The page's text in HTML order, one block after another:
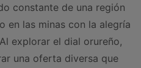
constante de una región
en las minas con la alegría
explorar el dial orureño,
una oferta diversa que